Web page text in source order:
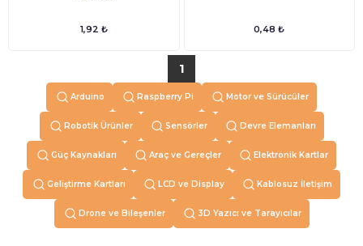
1,92 ₺ 0,48 ₺
1
Arduino Raspberry Pi Motor ve Sürücüler
Robotik Ürünler Sensörler Devre Elemanları
Güç Kaynakları Araç ve Gereçler Elektronik Kartlar
Geliştirme Kartları LCD ve Display Kablosuz İletişim
Drone ve Bileşenler 3D Yazıcı ve Tarayıcılar